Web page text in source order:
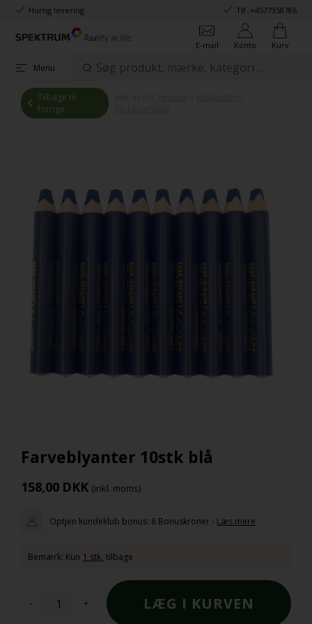
Hurtig levering Tlf.:+4577358786
E-mail Konto Kurv
Menu
Tilbage til
forrige
Farveblyanter 10stk blå
158,00 DKK (inkl. moms)
Optjen kundeklub bonus: 8 Bonuskroner - Læs mere
Bemærk: Kun 1 stk. tilbage
- +